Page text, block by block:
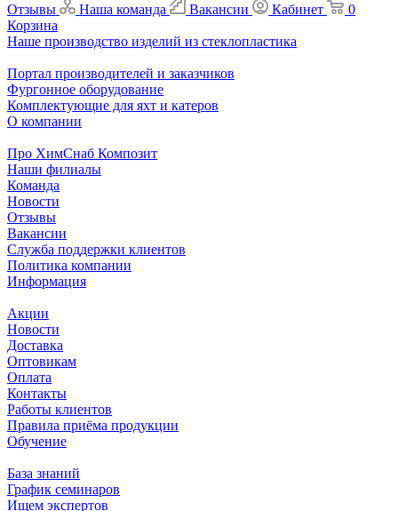
Отзывы
Наша команда Вакансии Кабинет
0
Корзина
Наше производство изделий из стеклопластика
Портал производителей и заказчиков
Фургонное оборудование
Комплектующие для яхт и катеров
О компании
Про ХимСнаб Композит
Наши филиалы
Команда
Новости
Отзывы
Вакансии
Служба поддержки клиентов
Политика компании
Информация
Акции
Новости
Доставка
Оптовикам
Оплата
Контакты
Работы клиентов
Правила приёма продукции
Обучение
База знаний
График семинаров
Ищем экспертов